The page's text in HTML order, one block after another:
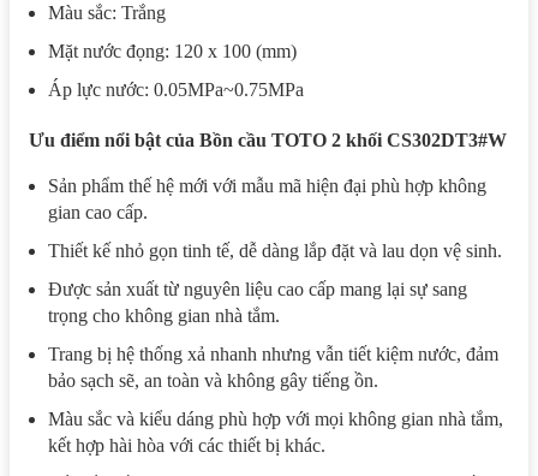
Màu sắc: Trắng
Mặt nước đọng: 120 x 100 (mm)
Áp lực nước: 0.05MPa~0.75MPa
Ưu điểm nổi bật của Bồn cầu TOTO 2 khối CS302DT3#W
Sản phẩm thế hệ mới với mẫu mã hiện đại phù hợp không
gian cao cấp.
Thiết kế nhỏ gọn tinh tế, dễ dàng lắp đặt và lau dọn vệ sinh.
Được sản xuất từ nguyên liệu cao cấp mang lại sự sang
trọng cho không gian nhà tắm.
Trang bị hệ thống xả nhanh nhưng vẫn tiết kiệm nước, đảm
bảo sạch sẽ, an toàn và không gây tiếng ồn.
Màu sắc và kiểu dáng phù hợp với mọi không gian nhà tắm,
kết hợp hài hòa với các thiết bị khác.